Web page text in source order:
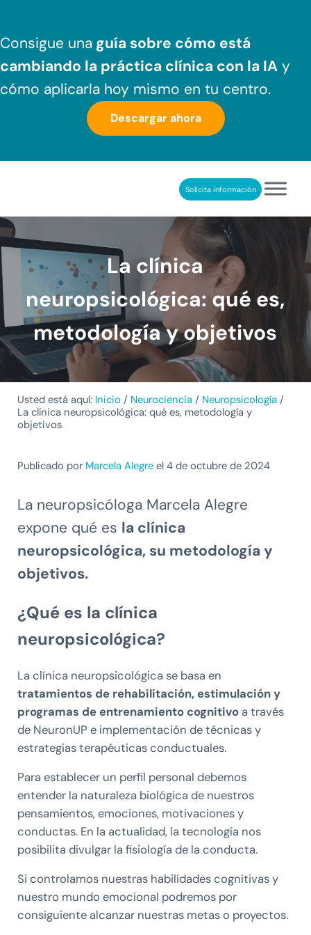
Consigue una guía sobre cómo está
cambiando la práctica clínica con la IA y
cómo aplicarla hoy mismo en tu centro.
Descargar ahora
REHABILITACIÓN COGNITIVA PROFESIONALSolicita información
La clínica
neuropsicológica: qué es,
metodología y objetivos
Usted está aquí: Inicio / Neurociencia / Neuropsicología /
La clínica neuropsicológica: qué es, metodología y
objetivos
Publicado por Marcela Alegreel 4 de octubre de 2024
La neuropsicóloga Marcela Alegre
expone qué es la clínica
neuropsicológica, su metodología y
objetivos.
¿Qué es la clínica
neuropsicológica?
La clínica neuropsicológica se basa en
tratamientos de rehabilitación, estimulación y
programas de entrenamiento cognitivoa través
de NeuronUP e implementación de técnicas y
estrategias terapéuticas conductuales.
Para establecer un perfil personal debemos
entender la naturaleza biológica de nuestros
pensamientos, emociones, motivaciones y
conductas. En la actualidad, la tecnología nos
posibilita divulgar la fisiología de la conducta.
Si controlamos nuestras habilidades cognitivas y
nuestro mundo emocional podremos por
consiguiente alcanzar nuestras metas o proyectos.